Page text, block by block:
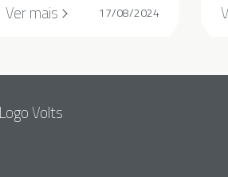
Ver mais 17/08/2024